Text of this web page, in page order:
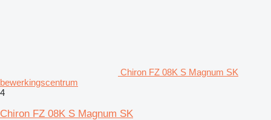
Chiron FZ 08K S Magnum SK
bewerkingscentrum
4
Chiron FZ 08K S Magnum SK